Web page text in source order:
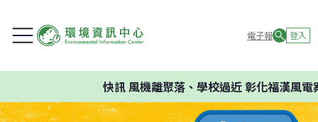
電子報 登入
快訊風機離聚落、學校過近 彰化福漢風電